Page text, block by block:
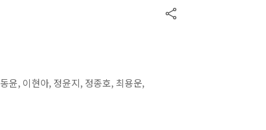
윤, 이현아, 정윤지, 정종호, 최용운,